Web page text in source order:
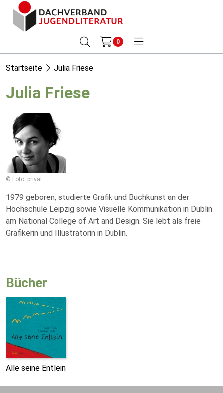
0
Startseite Julia Friese
Julia Friese
© Foto: privat
1979 geboren, studierte Grafik und Buchkunst an der
Hochschule Leipzig sowie Visuelle Kommunikation in Dublin
am National College of Art and Design. Sie lebt als freie
Grafikerin und Illustratorin in Dublin.
Bücher
Alle seine Entlein